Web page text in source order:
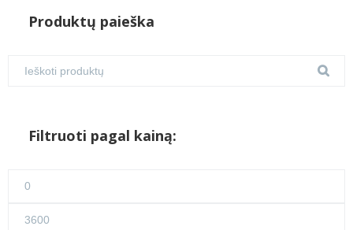
Produktų paieška
Filtruoti pagal kainą:
Maks